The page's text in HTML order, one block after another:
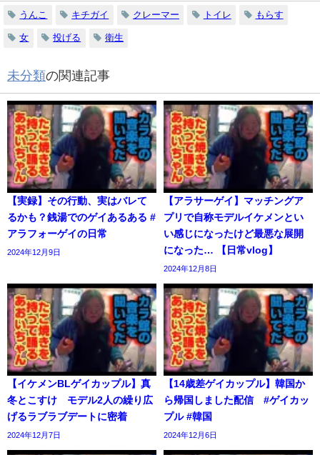
うんこ キチガイ クレーマー トイレ もらす
女 投げる 衛生
未分類の関連記事
【実録】その行動、実はバレて
るかも？銭湯でのゲイあるある #
アラフォーゲイの日常
2024年12月9日
【アラサーゲイ】マッチングア
プリで自称モデルイケメンとい
い感じになったけど最悪な展開
になった… 【日常vlog】
2024年12月8日
【イケメンBLゲイカップル】真
冬とこすけ モデル2人の繰り広
げるラブラブデートに密着
2024年12月7日
【14歳差ゲイカップル】韓国か
ら帰国しました配信 #ゲイカッ
プル #韓国
2024年12月6日